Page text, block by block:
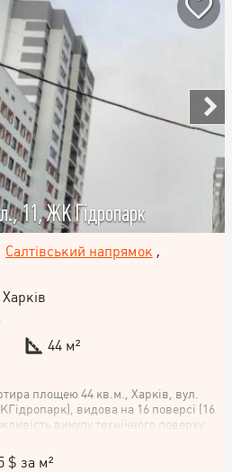
11, ЖК Гідропарк
Салтівський напрямок ,
44 м²
площею 44 кв.м., Харків, вул.
видова на 16 поверсі (16
викупу технічного поверху
На квартиру має право власності.
$ за м²